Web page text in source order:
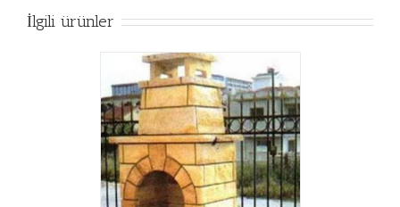
İlgili ürünler